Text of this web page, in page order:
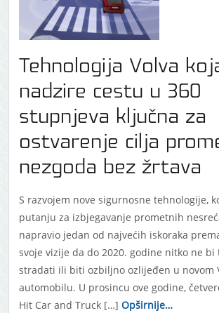
Tehnologija Volva
nadzire cestu u 360
stupnjeva ključna za
ostvarenje cilja
nezgoda bez žrtava
S razvojem nove sigurnosne tehnologije,
putanju za izbjegavanje prometnih
napravio jedan od najvećih iskoraka
svoje vizije da do 2020. godine nitko ne
stradati ili biti ozbiljno ozlijeđen u novom
automobilu. U prosincu ove godine,
Hit Car and Truck […] Opširnije…